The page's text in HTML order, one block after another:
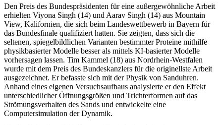
Den Preis des Bundespräsidenten für eine außergewöhnliche Arbeit
erhielten Viyona Singh (14) und Aarav Singh (14) aus Mountain
View, Kalifornien, die sich beim Landeswettbewerb in Bayern für
das Bundesfinale qualifiziert hatten. Sie zeigten, dass sich die
seltenen, spiegelbildlichen Varianten bestimmter Proteine mithilfe
physikbasierter Modelle besser als mittels KI-basierter Modelle
vorhersagen lassen. Tim Kammel (18) aus Nordrhein-Westfalen
wurde mit dem Preis des Bundeskanzlers für die originellste Arbeit
ausgezeichnet. Er befasste sich mit der Physik von Sanduhren.
Anhand eines eigenen Versuchsaufbaus analysierte er den Effekt
unterschiedlicher Öffnungsgrößen und Trichterformen auf das
Strömungsverhalten des Sands und entwickelte eine
Computersimulation der Dynamik.